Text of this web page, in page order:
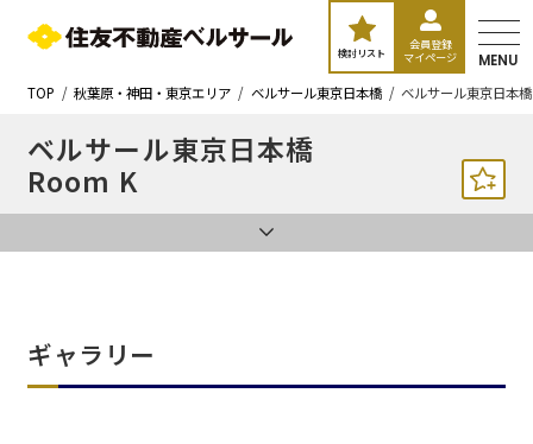
検討リスト
会員登録
マイページ
MENU
TOP
秋葉原・神田・東京エリア ベルサール東京日本橋 ベルサール東京日
ベルサール東京日本橋
Room K
ギャラリー